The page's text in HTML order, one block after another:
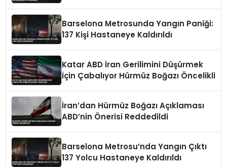
Barselona Metrosunda Yangın Paniği:
137 Kişi Hastaneye Kaldırıldı
Katar ABD İran Gerilimini Düşürmek
İçin Çabalıyor Hürmüz Boğazı Öncelikli
İran’dan Hürmüz Boğazı Açıklaması
ABD’nin Önerisi Reddedildi
Barselona Metrosu’nda Yangın Çıktı
137 Yolcu Hastaneye Kaldırıldı